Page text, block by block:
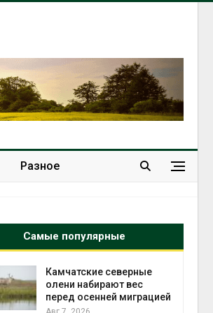
Разное
Самые популярные
Тайфун, засуха и пожары:
сразу несколько
регионов столкнулись с
экстремальными